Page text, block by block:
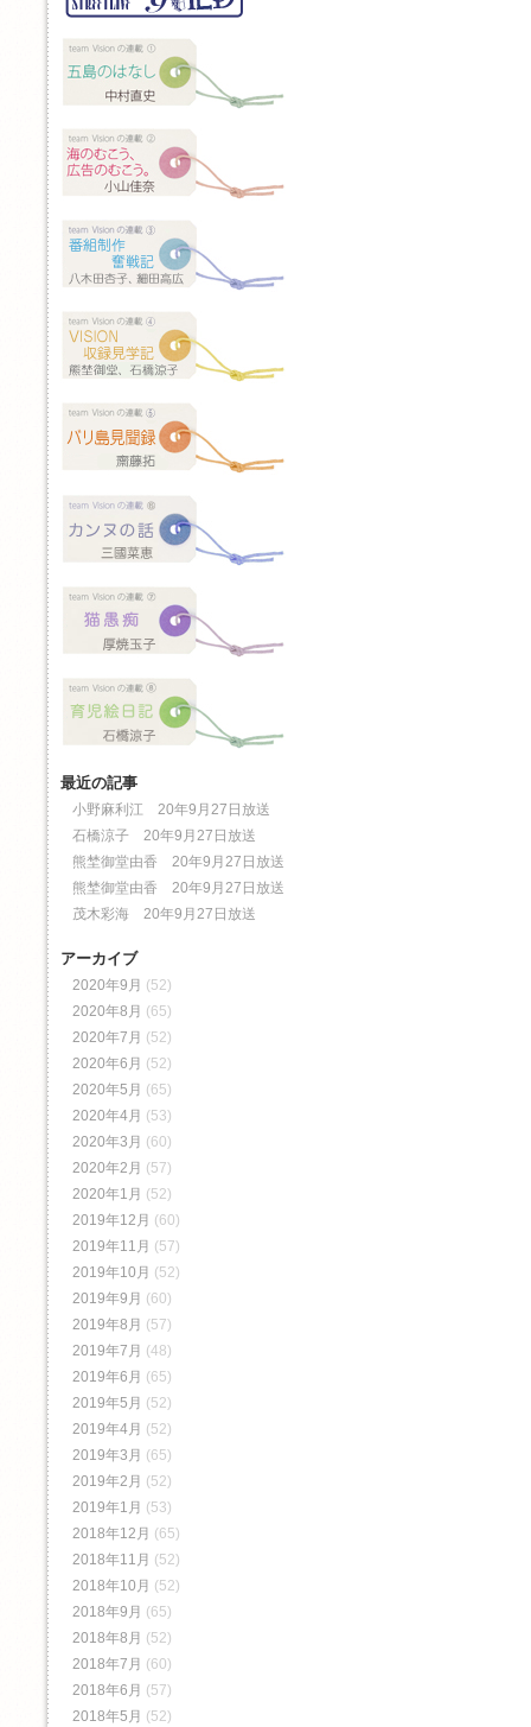
最近の記事
小野麻利江 20年9月27日放送
石橋涼子 20年9月27日放送
熊埜御堂由香 20年9月27日放送
熊埜御堂由香 20年9月27日放送
茂木彩海 20年9月27日放送
アーカイブ
2020年9月 (52)
2020年8月 (65)
2020年7月 (52)
2020年6月 (52)
2020年5月 (65)
2020年4月 (53)
2020年3月 (60)
2020年2月 (57)
2020年1月 (52)
2019年12月 (60)
2019年11月 (57)
2019年10月 (52)
2019年9月 (60)
2019年8月 (57)
2019年7月 (48)
2019年6月 (65)
2019年5月 (52)
2019年4月 (52)
2019年3月 (65)
2019年2月 (52)
2019年1月 (53)
2018年12月 (65)
2018年11月 (52)
2018年10月 (52)
2018年9月 (65)
2018年8月 (52)
2018年7月 (60)
2018年6月 (57)
2018年5月 (52)